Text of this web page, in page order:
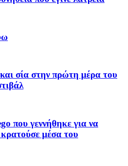
σία στην πρώτη μέρα του
που γεννήθηκε για να
μέσα του